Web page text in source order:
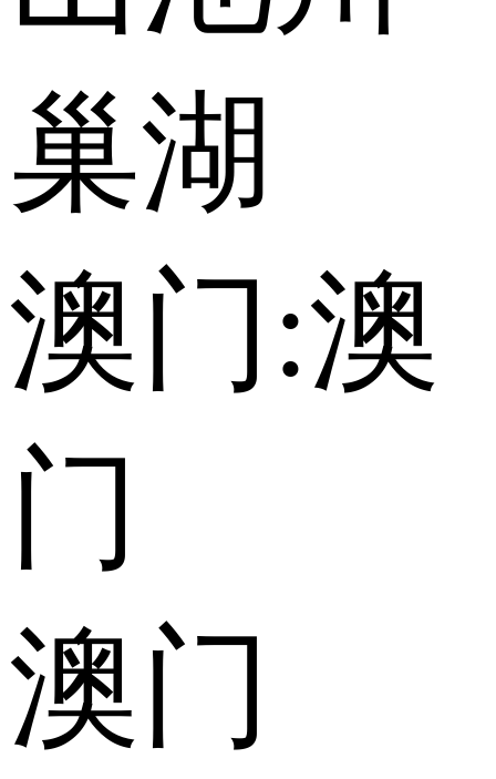
巢湖
澳门:澳
门
澳门